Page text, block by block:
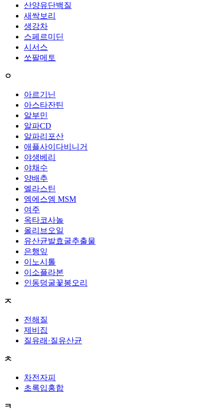
산양유단백질
새싹보리
생강차
스페르미딘
시서스
쏘팔메토
ㅇ
아르기닌
아스타잔틴
알부민
알파CD
알파리포산
애플사이다비니거
야생베리
야채수
양배추
엘라스틴
엠에스엠 MSM
여주
옥타코사놀
올리브오일
유산균발효굴추출물
은행잎
이노시톨
이소플라본
인동덩굴꽃봉오리
ㅈ
전해질
제비집
질유래·질유산균
ㅊ
차전자피
초록입홍합
ㅋ